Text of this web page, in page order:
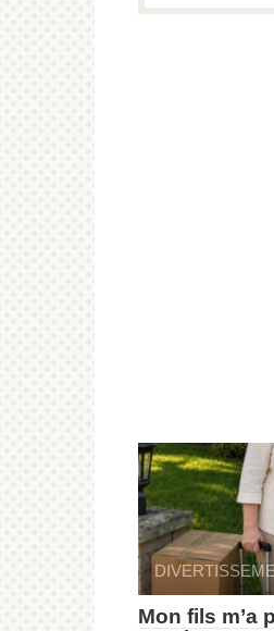
Mon fils m’a